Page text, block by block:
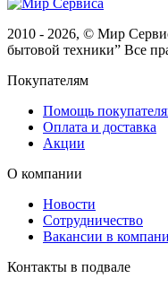
2010 - 2026, © Мир
бытовой техники” Все
Покупателям
Помощь
Оплата и доставка
Акции
О компании
Новости
Сотрудничество
Вакансии в
Контакты в подвале